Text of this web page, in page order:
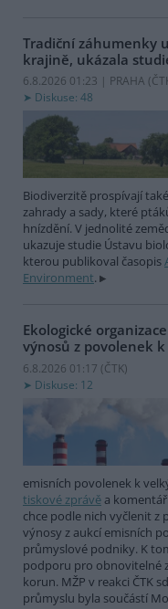
Tradiční záhumenky
krajině, ukázala
6.8.2026 01:23 | PRAHA (
Diskuse: 48
Biodiverzitě prospívají
zahrady a sady, které
hnízdění. V jednolité
ukazuje studie Ústavu
kterou publikoval časopis
Environment.
Ekologické
výnosů z povolenek
6.8.2026 01:17 (ČTK)
Diskuse: 12
emisních povolenek k
tiskové zprávě a
chce podle nich vyčlenit z
výnosy z aukcí emisních
průmyslové podniky. K
podporu pro obnovitelné
korun. MŽP v reakci ČTK
průmyslu byla součástí